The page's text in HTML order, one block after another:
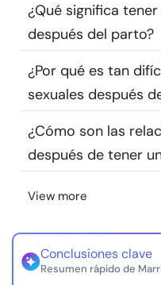
Comunidad
Encuentra un
Idioma
nosotros
¿Qué significa
después del parto?
¿Por qué es tan
sexuales después
¿Cómo son las
después de tener
View more
Conclusiones clave
Resumen rápido de